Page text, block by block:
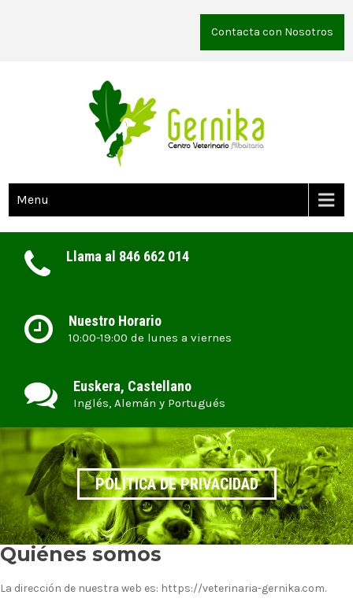
Contacta con Nosotros
Menu
Llama al 846 662 014
Nuestro Horario
10:00-19:00 de lunes a viernes
Euskera, Castellano
Inglés, Alemán y Portugués
POLÍTICA DE PRIVACIDAD
Quiénes somos
La dirección de nuestra web es: https://veterinaria-gernika.com.